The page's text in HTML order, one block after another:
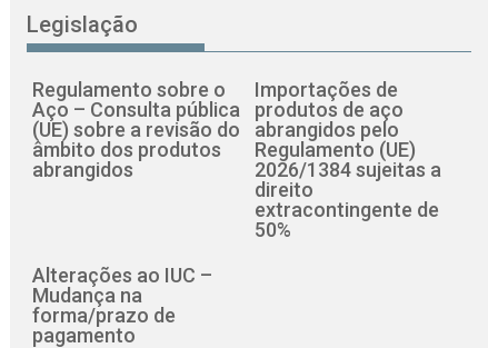
Legislação
Regulamento sobre o
Aço – Consulta pública
(UE) sobre a revisão do
âmbito dos produtos
abrangidos
Importações de
produtos de aço
abrangidos pelo
Regulamento (UE)
2026/1384 sujeitas a
direito
extracontingente de
50%
Alterações ao IUC –
Mudança na
forma/prazo de
pagamento